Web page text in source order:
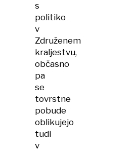
s
politiko
v
Združenem
kraljestvu,
občasno
pa
se
tovrstne
pobude
oblikujejo
tudi
v